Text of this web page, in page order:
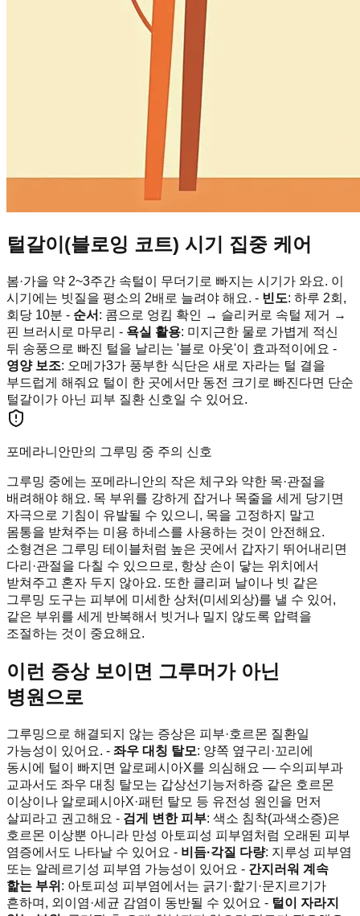
털갈이(블로잉 코트) 시기 집중 케어
봄·가을 약 2~3주간 속털이 무더기로 빠지는 시기가 와요. 이
시기에는 빗질을 평소의 2배로 늘려야 해요. - 빈도: 하루 2회,
회당 10분 - 순서 : 콤으로 엉킴 확인 → 슬리커로 속털 제거 →
핀 브러시로 마무리 - 욕실 활용: 미지근한 물로 가볍게 적신
뒤 송풍으로 빠진 털을 날리는 '블로 아웃'이 효과적이에요 -
영양 보조: 오메가3가 풍부한 식단은 새로 자라는 털 결을
부드럽게 해줘요 털이 한 곳에서만 동전 크기로 빠진다면 단순
털갈이가 아닌 피부 질환 신호일 수 있어요.
포메라니안만의 그루밍 중 주의 신호
그루밍 중에는 포메라니안의 작은 체구와 약한 목·관절을
배려해야 해요. 목 부위를 강하게 잡거나 목줄을 세게 당기면
자극으로 기침이 유발될 수 있으니, 목을 고정하지 말고
몸통을 받쳐주는 미용 하네스를 사용하는 것이 안전해요.
소형견은 그루밍 테이블처럼 높은 곳에서 갑자기 뛰어내리면
다리·관절을 다칠 수 있으므로, 항상 손이 닿는 위치에서
받쳐주고 혼자 두지 않아요. 또한 클리퍼 날이나 빗 같은
그루밍 도구는 피부에 미세한 상처(미세외상)를 낼 수 있어,
같은 부위를 세게 반복해서 빗거나 밀지 않도록 압력을
조절하는 것이 중요해요.
이런 증상 보이면 그루머가 아닌
병원으로
그루밍으로 해결되지 않는 증상은 피부·호르몬 질환일
가능성이 있어요. - 좌우 대칭 탈모: 양쪽 옆구리·꼬리에
동시에 털이 빠지면 알로페시아X를 의심해요 — 수의피부과
교과서도 좌우 대칭 탈모는 갑상선기능저하증 같은 호르몬
이상이나 알로페시아X·패턴 탈모 등 유전성 원인을 먼저
살피라고 권고해요 - 검게 변한 피부: 색소 침착(과색소증)은
호르몬 이상뿐 아니라 만성 아토피성 피부염처럼 오래된 피부
염증에서도 나타날 수 있어요 - 비듬·각질 다량: 지루성 피부염
또는 알레르기성 피부염 가능성이 있어요 - 간지러워 계속
핥는 부위 : 아토피성 피부염에서는 긁기·핥기·문지르기가
흔하며, 외이염·세균 감염이 동반될 수 있어요 - 털이 자라지